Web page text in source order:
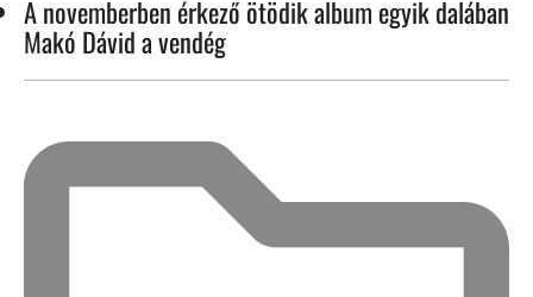
A novemberben érkező ötödik album egyik dalában
Makó Dávid a vendég